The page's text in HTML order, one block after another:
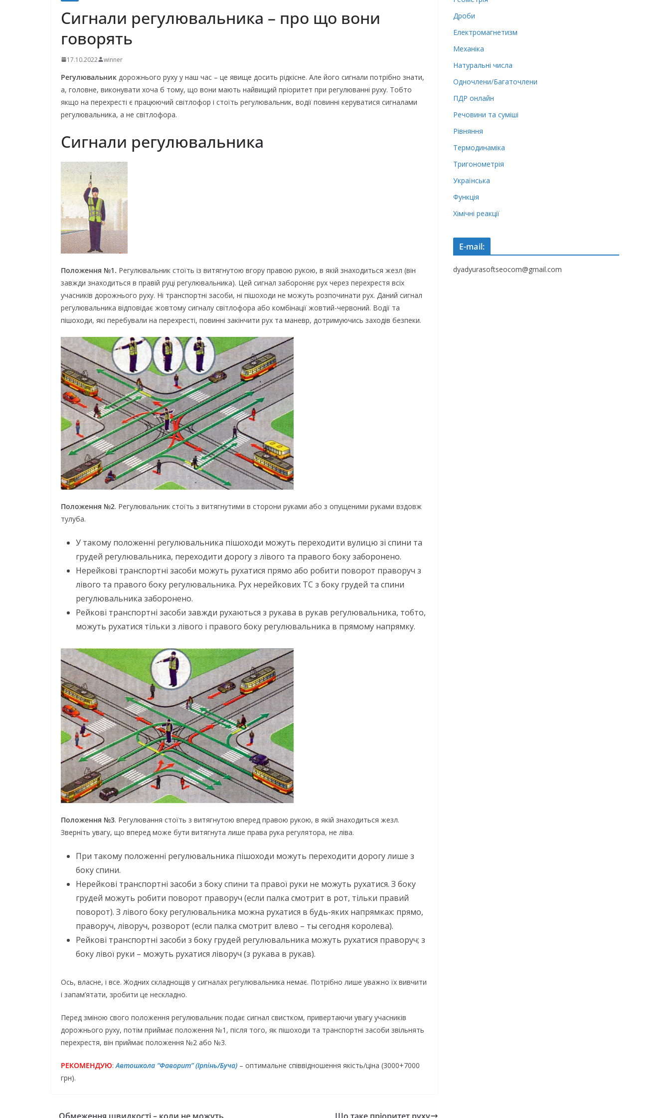
Сигнали регулювальника – про що вони
говорять
17.10.2022 winner
Регулювальник дорожнього руху у наш час – це явище досить рідкісне. Але його сигнали потрібно знати,
а, головне, виконувати хоча б тому, що вони мають найвищий пріоритет при регулюванні руху. Тобто
якщо на перехресті є працюючий світлофор і стоїть регулювальник, водії повинні керуватися сигналами
регулювальника, а не світлофора.
Сигнали регулювальника
Положення №1. Регулювальник стоїть із витягнутою вгору правою рукою, в якій знаходиться жезл (він
завжди знаходиться в правій руці регулювальника). Цей сигнал забороняє рух через перехрестя всіх
учасників дорожнього руху. Ні транспортні засоби, ні пішоходи не можуть розпочинати рух. Даний сигнал
регулювальника відповідає жовтому сигналу світлофора або комбінації жовтий-червоний. Водії та
пішоходи, які перебували на перехресті, повинні закінчити рух та маневр, дотримуючись заходів безпеки.
Положення №2. Регулювальник стоїть з витягнутими в сторони руками або з опущеними руками вздовж
тулуба.
У такому положенні регулювальника пішоходи можуть переходити вулицю зі спини та
грудей регулювальника, переходити дорогу з лівого та правого боку заборонено.
Нерейкові транспортні засоби можуть рухатися прямо або робити поворот праворуч з
лівого та правого боку регулювальника. Рух нерейкових ТС з боку грудей та спини
регулювальника заборонено.
Рейкові транспортні засоби завжди рухаються з рукава в рукав регулювальника, тобто,
можуть рухатися тільки з лівого і правого боку регулювальника в прямому напрямку.
Положення №3. Регулювання стоїть з витягнутою вперед правою рукою, в якій знаходиться жезл.
Зверніть увагу, що вперед може бути витягнута лише права рука регулятора, не ліва.
При такому положенні регулювальника пішоходи можуть переходити дорогу лише з
боку спини.
Нерейкові транспортні засоби з боку спини та правої руки не можуть рухатися. З боку
грудей можуть робити поворот праворуч (если палка смотрит в рот, тільки правий
поворот). З лівого боку регулювальника можна рухатися в будь-яких напрямках: прямо,
праворуч, ліворуч, розворот (если палка смотрит влево – ты сегодня королева).
Рейкові транспортні засоби з боку грудей регулювальника можуть рухатися праворуч; з
боку лівої руки – можуть рухатися ліворуч (з рукава в рукав).
Ось, власне, і все. Жодних складнощів у сигналах регулювальника немає. Потрібно лише уважно їх вивчити
і запам’ятати, зробити це нескладно.
Перед зміною свого положення регулювальник подає сигнал свистком, привертаючи увагу учасників
дорожнього руху, потім приймає положення №1, після того, як пішоходи та транспортні засоби звільнять
перехрестя, він приймає положення №2 або №3.
РЕКОМЕНДУЮ:Автошкола “Фаворит” (Ірпінь/Буча) – оптимальне співвідношення якість/ціна (3000+7000
грн).
Дроби
Електромагнетизм
Механіка
Натуральні числа
Одночлени/Багаточлени
ПДР онлайн
Речовини та суміші
Рівняння
Термодинаміка
Тригонометрія
Українська
Функція
Хімічні реакції
E-mail:
dyadyurasoftseocom@gmail.com